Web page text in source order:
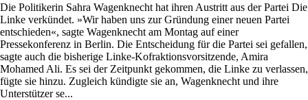
Die Politikerin Sahra Wagenknecht hat ihren Austritt aus der Partei Die
Linke verkündet. »Wir haben uns zur Gründung einer neuen Partei
entschieden«, sagte Wagenknecht am Montag auf einer
Pressekonferenz in Berlin. Die Entscheidung für die Partei sei gefallen,
sagte auch die bisherige Linke-Kofraktionsvorsitzende, Amira
Mohamed Ali. Es sei der Zeitpunkt gekommen, die Linke zu verlassen,
fügte sie hinzu. Zugleich kündigte sie an, Wagenknecht und ihre
Unterstützer se...